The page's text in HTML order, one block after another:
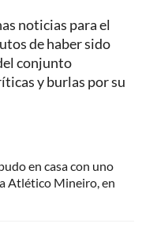
noticias para el
de haber sido
conjunto
y burlas por su
en casa con uno
Atlético Mineiro, en